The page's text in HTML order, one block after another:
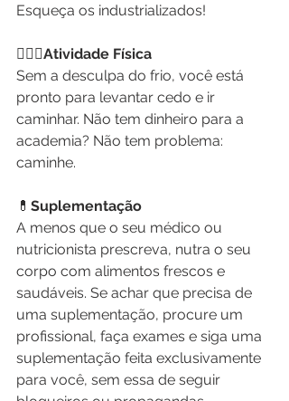
Esqueça os industrializados!
🚶🏼‍♀️Atividade Física
Sem a desculpa do frio, você está
pronto para levantar cedo e ir
caminhar. Não tem dinheiro para a
academia? Não tem problema:
caminhe.
💊 Suplementação
A menos que o seu médico ou
nutricionista prescreva, nutra o seu
corpo com alimentos frescos e
saudáveis. Se achar que precisa de
uma suplementação, procure um
profissional, faça exames e siga uma
suplementação feita exclusivamente
para você, sem essa de seguir